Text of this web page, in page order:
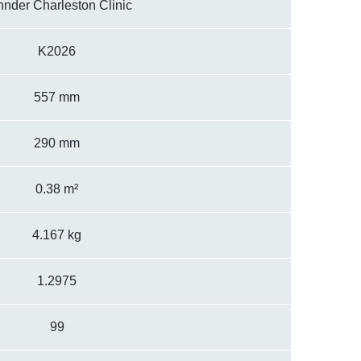
Charleston Clinic
K2026
557 mm
290 mm
0.38 m²
4.167 kg
1.2975
99